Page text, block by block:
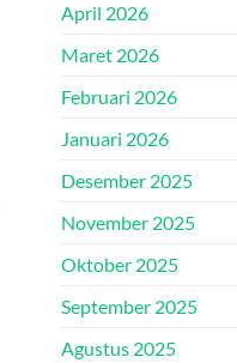
April 2026
Maret 2026
Februari 2026
Januari 2026
Desember 2025
November 2025
Oktober 2025
September 2025
Agustus 2025